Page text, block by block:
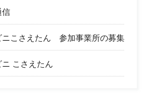
信
ニこさえたん 参加事業所の募集
こさえたん